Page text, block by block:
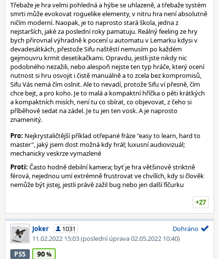
Třebaže je hra velmi pohledná a hýbe se uhlazeně, a třebaže systém
smrti může evokovat roguelike elementy, v nitru hra není absolutně
ničím moderní. Naopak, je to naprosto stará škola, jedna z
nejstarších, jaké za poslední roky pamatuju. Reálný feeling ze hry
bych přirovnal výhradně k pocení u automatu v Lemarku kdysi v
devadesátkách, přestože Sifu naštěstí nemusím po každém
gejmouvru krmit desetikačkami. Opravdu, jestli jste nikdy nic
podobného nezažili, nebo alespoň nejste ten typ hráče, který ocení
nutnost si hru osvojit i čistě manuálně a to zcela bez kompromisů,
Sifu Vás nemá čím oslnit. Ale to nevadí, protože Sifu ví přesně, čím
chce bejt, a pro koho. Je to malá a kompaktní hříčka o pěti krátkých
a kompaktních misích, není tu co sbírat, co objevovat, z čeho si
příběhově sedat na zádel. Je tu jen ten vosk. A je naprosto
znamenitý.
Pro: Nejkrystaličtější příklad otřepané fráze "easy to learn, hard to
master", jaký jsem dost možná kdy hrál; luxusní audiovizuál;
mechanicky veskrze vymazlené
Proti: Často hodně debilní kamera; byť je hra většinově striktně
férová, nejednou umí extrémně frustrovat ve chvílích, kdy si člověk
nemůže být jistej, jestli právě zažil bug nebo jen další fíčurku
+27
Joker
1031
11.02.2022 15:03(poslední úprava 02.05.2022 10:40)
Dohráno
PS5 90